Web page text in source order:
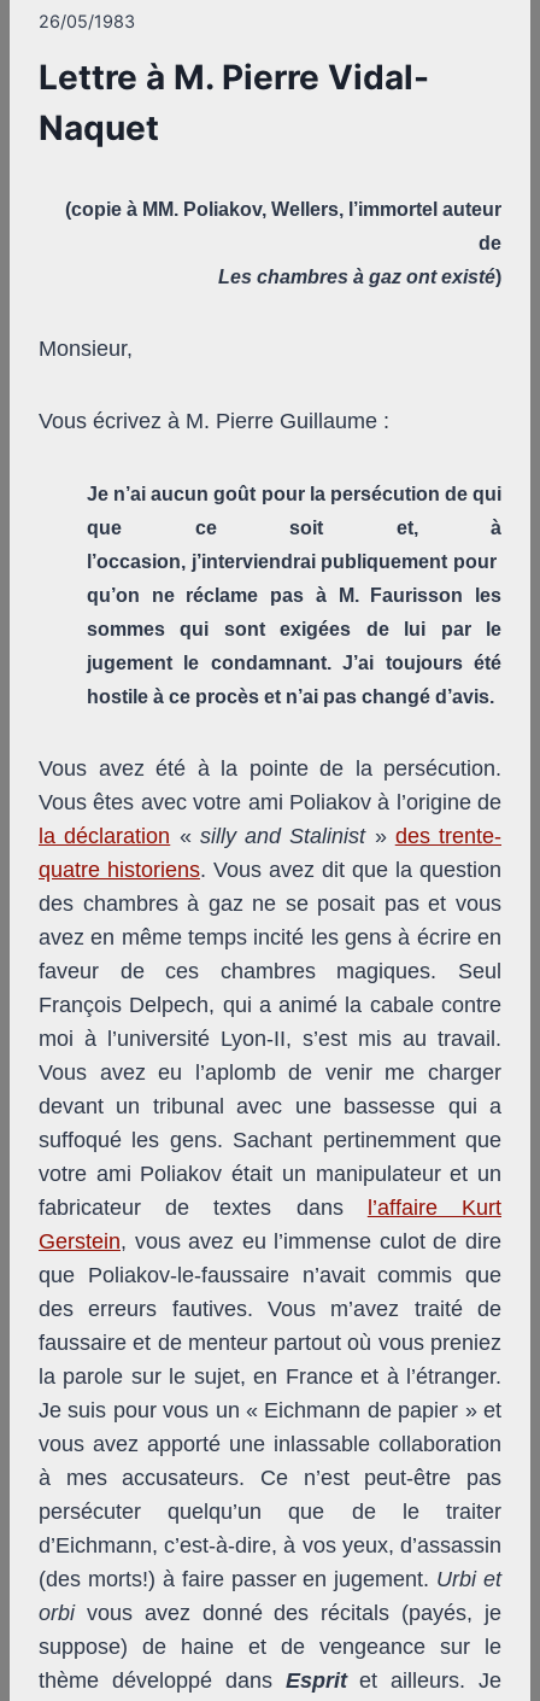
26/05/1983
Lettre à M. Pierre Vidal-
Naquet
(copie à MM. Poliakov, Wellers, l’immortel auteur
de
Les chambres à gaz ont existé)
Monsieur,
Vous écrivez à M. Pierre Guillaume :
Je n’ai aucun goût pour la persécution de qui
que ce soit et, à
l’occasion, j’interviendrai publiquement pour
qu’on ne réclame pas à M. Faurisson les
sommes qui sont exigées de lui par le
jugement le condamnant. J’ai toujours été
hostile à ce procès et n’ai pas changé d’avis.
Vous avez été à la pointe de la persécution.
Vous êtes avec votre ami Poliakov à l’origine de
la déclaration « silly and Stalinist » des trente-
quatre historiens. Vous avez dit que la question
des chambres à gaz ne se posait pas et vous
avez en même temps incité les gens à écrire en
faveur de ces chambres magiques. Seul
François Delpech, qui a animé la cabale contre
moi à l’université Lyon-II, s’est mis au travail.
Vous avez eu l’aplomb de venir me charger
devant un tribunal avec une bassesse qui a
suffoqué les gens. Sachant pertinemment que
votre ami Poliakov était un manipulateur et un
fabricateur de textes dans
l’affaire Kurt
Gerstein, vous avez eu l’immense culot de dire
que Poliakov-le-faussaire n’avait commis que
des erreurs fautives. Vous m’avez traité de
faussaire et de menteur partout où vous preniez
la parole sur le sujet, en France et à l’étranger.
Je suis pour vous un « Eichmann de papier » et
vous avez apporté une inlassable collaboration
à mes accusateurs. Ce n’est peut-être pas
persécuter quelqu’un que de le traiter
d’Eichmann, c’est-à-dire, à vos yeux, d’assassin
(des morts!) à faire passer en jugement. Urbi et
orbi vous avez donné des récitals (payés, je
suppose) de haine et de vengeance sur le
thème développé dans Esprit et ailleurs. Je